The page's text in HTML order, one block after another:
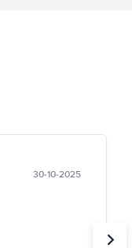
30-10-2025